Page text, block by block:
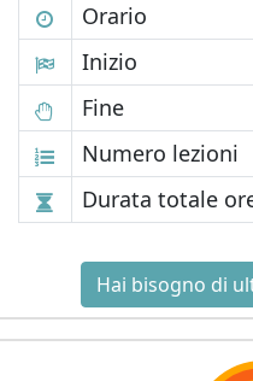
Orario
Inizio
Fine
Numero lezioni
Durata totale
Hai bisogno di